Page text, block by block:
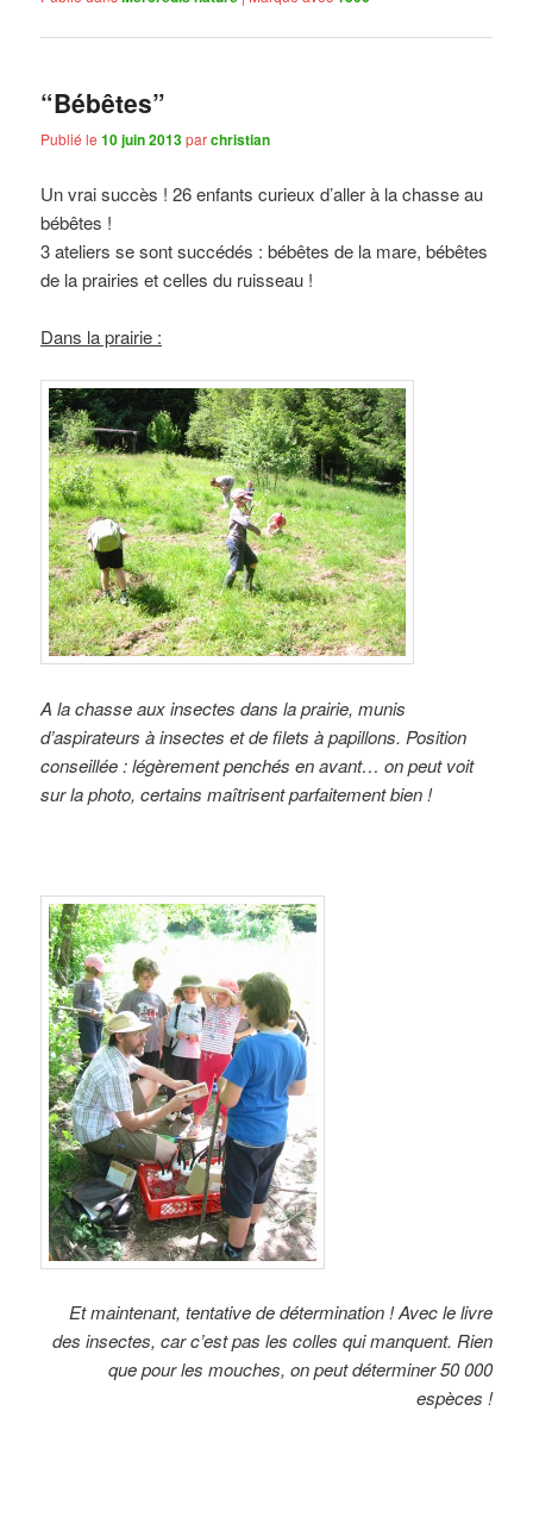
“Bébêtes”
Publié le10 juin 2013parchristian
Un vrai succès ! 26 enfants curieux d’aller à la chasse au
bébêtes !
3 ateliers se sont succédés : bébêtes de la mare, bébêtes
de la prairies et celles du ruisseau !
Dans la prairie :
A la chasse aux insectes dans la prairie, munis
d’aspirateurs à insectes et de filets à papillons. Position
conseillée : légèrement penchés en avant… on peut voit
sur la photo, certains maîtrisent parfaitement bien !
Et maintenant, tentative de détermination ! Avec le livre
des insectes, car c’est pas les colles qui manquent. Rien
que pour les mouches, on peut déterminer 50 000
espèces !